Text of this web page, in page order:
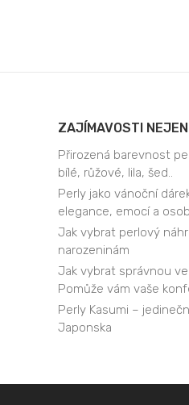
ZAJÍMAVOSTI
Přirozená barevnost
bílé, růžové, lila, šed..
Perly jako vánoční
elegance, emocí a
Jak vybrat perlový
narozeninám
Jak vybrat správnou
Pomůže vám vaše
Perly Kasumi –
Japonska